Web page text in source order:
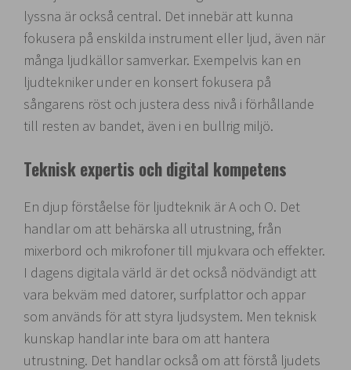
lyssna är också central. Det innebär att kunna
fokusera på enskilda instrument eller ljud, även när
många ljudkällor samverkar. Exempelvis kan en
ljudtekniker under en konsert fokusera på
sångarens röst och justera dess nivå i förhållande
till resten av bandet, även i en bullrig miljö.
Teknisk expertis och digital kompetens
En djup förståelse för ljudteknik är A och O. Det
handlar om att behärska all utrustning, från
mixerbord och mikrofoner till mjukvara och effekter.
I dagens digitala värld är det också nödvändigt att
vara bekväm med datorer, surfplattor och appar
som används för att styra ljudsystem. Men teknisk
kunskap handlar inte bara om att hantera
utrustning. Det handlar också om att förstå ljudets